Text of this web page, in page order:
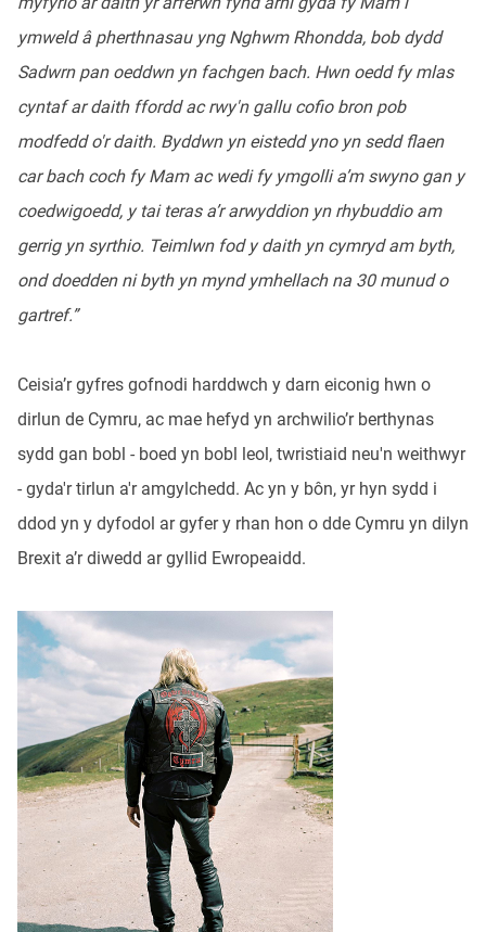
ymweld â pherthnasau yng Nghwm Rhondda, bob dydd
Sadwrn pan oeddwn yn fachgen bach. Hwn oedd fy mlas
cyntaf ar daith ffordd ac rwy'n gallu cofio bron pob
modfedd o'r daith. Byddwn yn eistedd yno yn sedd flaen
car bach coch fy Mam ac wedi fy ymgolli a’m swyno gan y
coedwigoedd, y tai teras a’r arwyddion yn rhybuddio am
gerrig yn syrthio. Teimlwn fod y daith yn cymryd am byth,
ond doedden ni byth yn mynd ymhellach na 30 munud o
gartref.”
Ceisia’r gyfres gofnodi harddwch y darn eiconig hwn o
dirlun de Cymru, ac mae hefyd yn archwilio’r berthynas
sydd gan bobl - boed yn bobl leol, twristiaid neu'n weithwyr
- gyda'r tirlun a'r amgylchedd. Ac yn y bôn, yr hyn sydd i
ddod yn y dyfodol ar gyfer y rhan hon o dde Cymru yn dilyn
Brexit a’r diwedd ar gyllid Ewropeaidd.